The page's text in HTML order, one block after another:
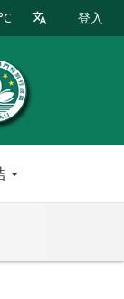
登入